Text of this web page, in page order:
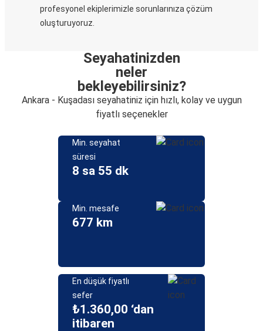
profesyonel ekiplerimizle sorunlarınıza çözüm
oluşturuyoruz.
Seyahatinizden
neler
bekleyebilirsiniz?
Ankara - Kuşadası seyahatiniz için hızlı, kolay ve uygun
fiyatlı seçenekler
Min. seyahat
süresi
8 sa 55 dk
Min. mesafe
677 km
En düşük fiyatlı
sefer
₺1.360,00 ‘dan
itibaren